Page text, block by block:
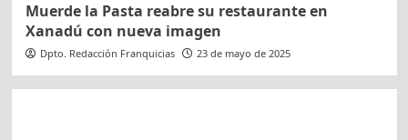
Muerde la Pasta reabre su restaurante en
Xanadú con nueva imagen
Dpto. Redacción Franquicias 23 de mayo de 2025